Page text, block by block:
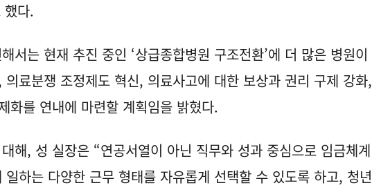
했다.
서는 현재 추진 중인 ‘상급종합병원 구조전환’에 더 많은 병원이
료분쟁 조정제도 혁신, 의료사고에 대한 보상과 권리 구제 강화,
화를 연내에 마련할 계획임을 밝혔다.
해, 성 실장은 “연공서열이 아닌 직무와 성과 중심으로 임금체계
하는 다양한 근무 형태를 자유롭게 선택할 수 있도록 하고, 청년